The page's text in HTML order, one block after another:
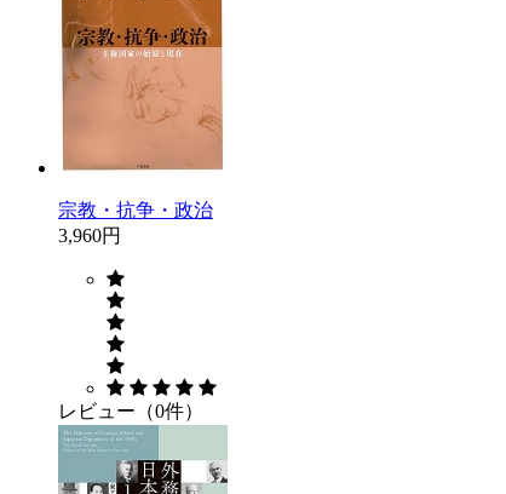
宗教・抗争・政治
3,960円
レビュー（0件）